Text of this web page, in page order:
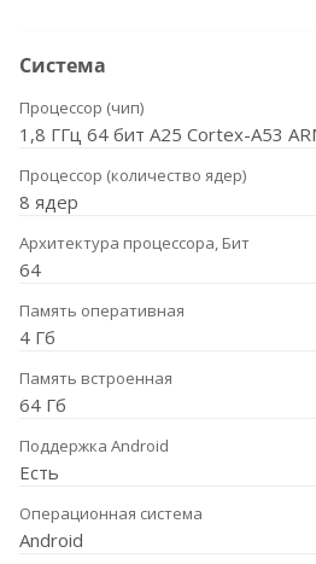
Система
Процессор (чип)
1,8 ГГц 64 бит A25 Cortex-A53
Процессор (количество ядер)
8 ядер
Архитектура процессора, Бит
64
Память оперативная
4 Гб
Память встроенная
64 Гб
Поддержка Android
Есть
Операционная система
Android